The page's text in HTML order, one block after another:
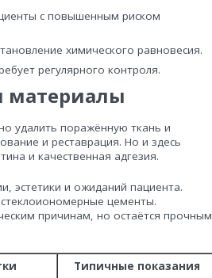
с повышенным риском
химического равновесия.
регулярного контроля.
материалы
удалить поражённую ткань и
и реставрация. Но и здесь
и качественная адгезия.
эстетики и ожиданий пациента.
цементы.
причинам, но остаётся прочным
Типичные показания